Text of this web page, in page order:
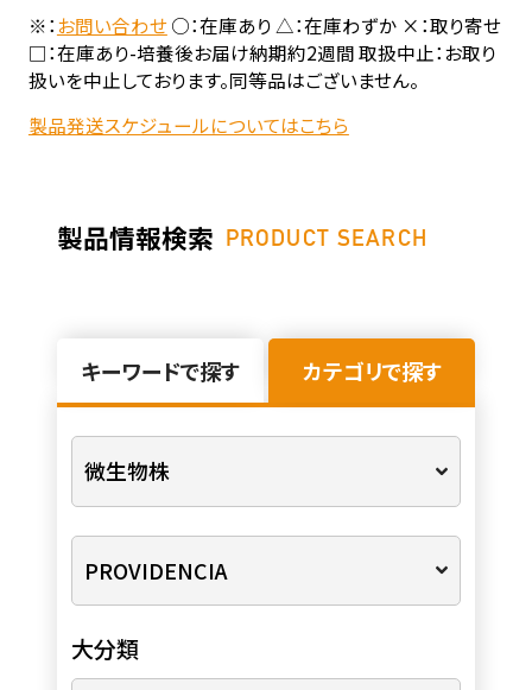
※：お問い合わせ○：在庫あり △：在庫わずか ×：取り寄せ
□：在庫あり-培養後お届け納期約2週間 取扱中止：お取り
扱いを中止しております。同等品はございません。
製品発送スケジュールについてはこちら
製品情報検索 PRODUCT SEARCH
キーワードで探す カテゴリで探す
大分類